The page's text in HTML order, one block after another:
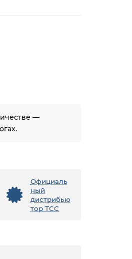
—
Официаль
ный
дистрибью
тор ТСС